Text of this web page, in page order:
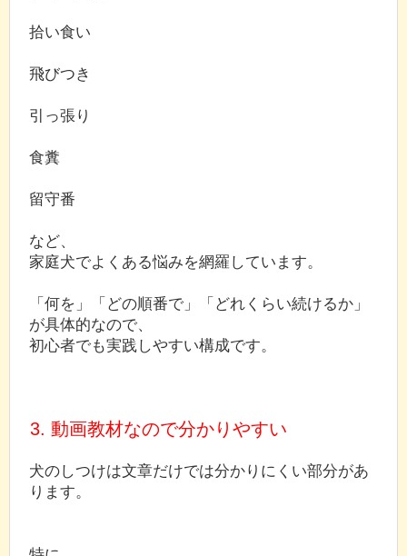
拾い食い
飛びつき
引っ張り
食糞
留守番
など、
家庭犬でよくある悩みを網羅しています。
「何を」「どの順番で」「どれくらい続けるか」
が具体的なので、
初心者でも実践しやすい構成です。
3. 動画教材なので分かりやすい
犬のしつけは文章だけでは分かりにくい部分があ
ります。